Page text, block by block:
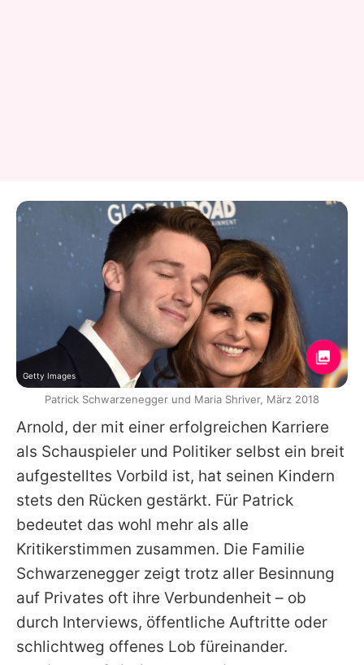
Arnold, der mit einer erfolgreichen Karriere
als Schauspieler und Politiker selbst ein breit
aufgestelltes Vorbild ist, hat seinen Kindern
stets den Rücken gestärkt. Für Patrick
bedeutet das wohl mehr als alle
Kritikerstimmen zusammen. Die Familie
Schwarzenegger zeigt trotz aller Besinnung
auf Privates oft ihre Verbundenheit – ob
durch Interviews, öffentliche Auftritte oder
schlichtweg offenes Lob füreinander.
Getty Images
Patrick Schwarzenegger und Maria Shriver, März 2018